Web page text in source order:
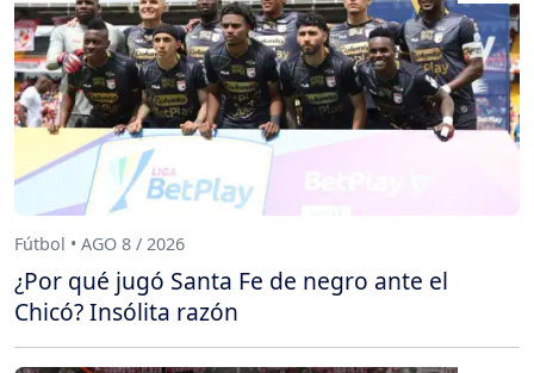
Fútbol • AGO 8 / 2026
¿Por qué jugó Santa Fe de negro ante el
Chicó? Insólita razón